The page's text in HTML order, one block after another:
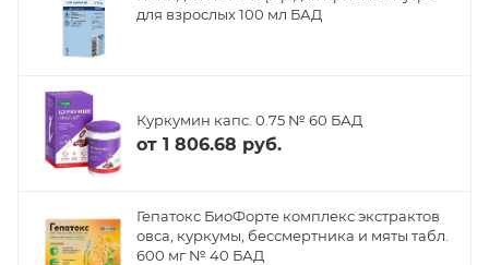
для взрослых 100 мл БАД
Куркумин капс. 0.75 № 60 БАД
от 1 806.68 руб.
Гепатокс БиоФорте комплекс экстрактов
овса, куркумы, бессмертника и мяты табл.
600 мг № 40 БАД